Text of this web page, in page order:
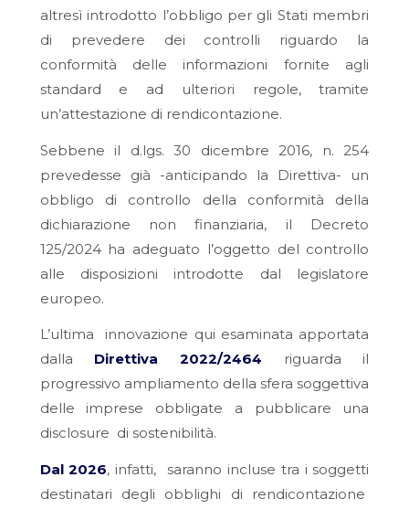
altresì introdotto l’obbligo per gli Stati membri
di prevedere dei controlli riguardo la
conformità delle informazioni fornite agli
standard e ad ulteriori regole, tramite
un’attestazione di rendicontazione.
Sebbene il d.lgs. 30 dicembre 2016, n. 254
prevedesse già -anticipando la Direttiva- un
obbligo di controllo della conformità della
dichiarazione non finanziaria, il Decreto
125/2024 ha adeguato l’oggetto del controllo
alle disposizioni introdotte dal legislatore
europeo.
L’ultima innovazione qui esaminata apportata
dalla Direttiva 2022/2464 riguarda il
progressivo ampliamento della sfera soggettiva
delle imprese obbligate a pubblicare una
disclosure di sostenibilità.
Dal 2026, infatti, saranno incluse tra i soggetti
destinatari degli obblighi di rendicontazione